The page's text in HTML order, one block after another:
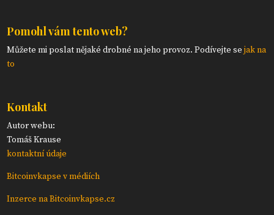
Pomohl vám tento web?
Můžete mi poslat nějaké drobné na jeho provoz. Podívejte sejak na
to
Kontakt
Autor webu:
Tomáš Krause
kontaktní údaje
Bitcoinvkapse v médiích
Inzerce na Bitcoinvkapse.cz